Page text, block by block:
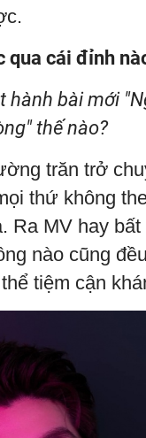
qua cái đỉnh
hành bài mới
thế nào?
trăn trở
thứ không
Ra MV hay bất
nào cũng
tiệm cận